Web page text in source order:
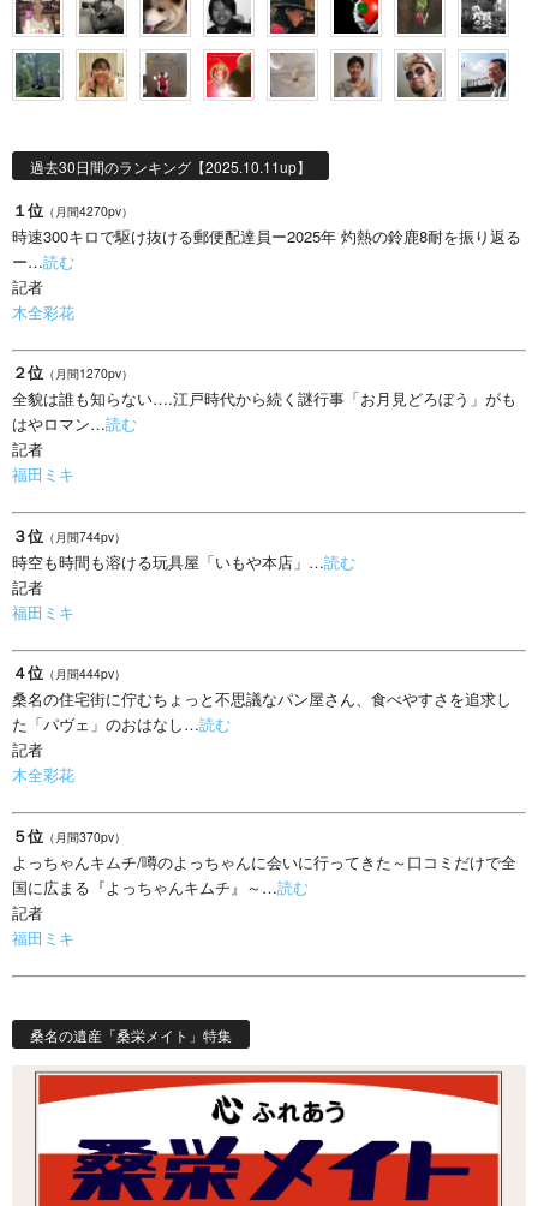
過去30日間のランキング【2025.10.11up】
１位 （月間4270pv）
時速300キロで駆け抜ける郵便配達員ー2025年 灼熱の鈴鹿8耐を振り返る
ー…読む
記者
木全彩花
２位 （月間1270pv）
全貌は誰も知らない….江戸時代から続く謎行事「お月見どろぼう」がも
はやロマン…読む
記者
福田ミキ
３位 （月間744pv）
時空も時間も溶ける玩具屋「いもや本店」…読む
記者
福田ミキ
４位 （月間444pv）
桑名の住宅街に佇むちょっと不思議なパン屋さん、食べやすさを追求し
た「パヴェ」のおはなし…読む
記者
木全彩花
５位 （月間370pv）
よっちゃんキムチ/噂のよっちゃんに会いに行ってきた～口コミだけで全
国に広まる『よっちゃんキムチ』～…読む
記者
福田ミキ
桑名の遺産「桑栄メイト」特集